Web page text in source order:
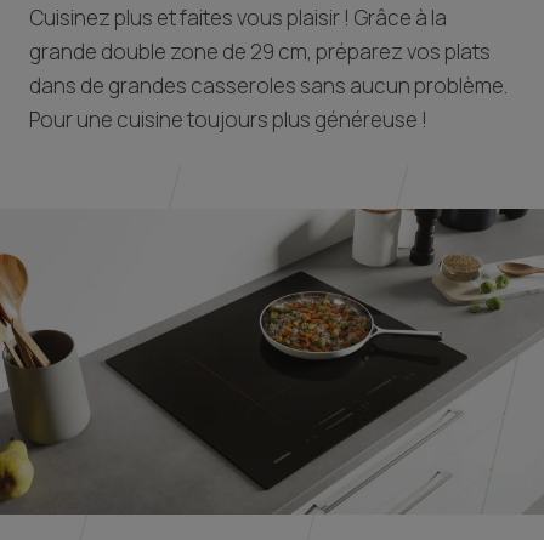
Cuisinez plus et faites vous plaisir ! Grâce à la
grande double zone de 29 cm, préparez vos plats
dans de grandes casseroles sans aucun problème.
Pour une cuisine toujours plus généreuse !